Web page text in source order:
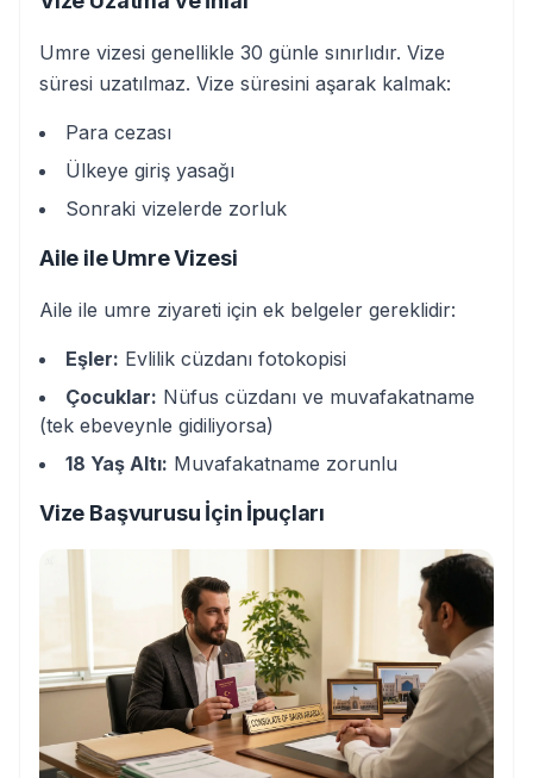
Umre vizesi genellikle 30 günle sınırlıdır. Vize
süresi uzatılmaz. Vize süresini aşarak kalmak:
Para cezası
Ülkeye giriş yasağı
Sonraki vizelerde zorluk
Aile ile Umre Vizesi
Aile ile umre ziyareti için ek belgeler gereklidir:
Eşler: Evlilik cüzdanı fotokopisi
Çocuklar: Nüfus cüzdanı ve muvafakatname
(tek ebeveynle gidiliyorsa)
18 Yaş Altı: Muvafakatname zorunlu
Vize Başvurusu İçin İpuçları